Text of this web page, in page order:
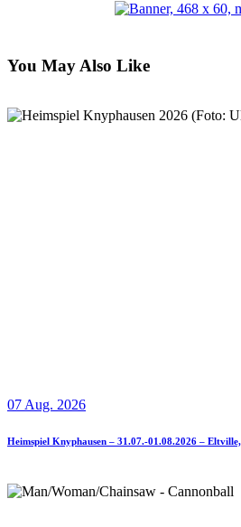
You May Also Like
07 Aug. 2026
Heimspiel Knyphausen – 31.07.-01.08.2026 –